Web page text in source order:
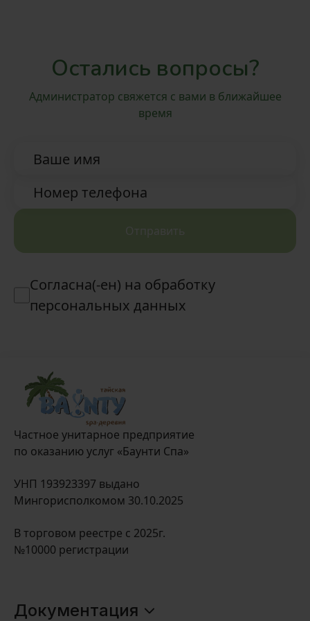
Остались вопросы?
Администратор свяжется с вами в ближайшее
время
Ваше имя
Номер телефона
Отправить
Согласна(-ен) на обработку
персональных данных
Частное унитарное предприятие
по оказанию услуг «Баунти Спа»
УНП 193923397 выдано
Мингорисполкомом 30.10.2025
В торговом реестре с 2025г.
№10000 регистрации
Документация